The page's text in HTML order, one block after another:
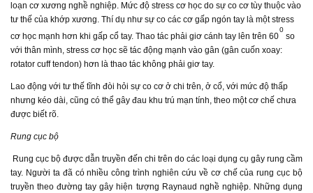
loạn cơ xương nghề nghiệp. Mức độ stress cơ học do sự co cơ tùy thuộc vào
tư thế của khớp xương. Thí dụ như sự co các cơ gấp ngón tay là một stress
cơ học mạnh hơn khi gấp cổ tay. Thao tác phải giơ cánh tay lên trên 60
0
so
với thân mình, stress cơ học sẽ tác động mạnh vào gân (gân cuốn xoay:
rotator cuff tendon) hơn là thao tác không phải giơ tay.
Lao động với tư thế tĩnh đòi hỏi sự co cơ ở chi trên, ở cổ, với mức độ thấp
nhưng kéo dài, cũng có thể gây đau khu trú mạn tính, theo một cơ chế chưa
được biết rõ.
Rung cục bộ
Rung cục bộ được dẫn truyền đến chi trên do các loại dụng cụ gây rung cầm
tay. Người ta đã có nhiều công trình nghiên cứu về cơ chế của rung cục bộ
truyền theo đường tay gây hiện tượng Raynaud nghề nghiệp. Những dụng